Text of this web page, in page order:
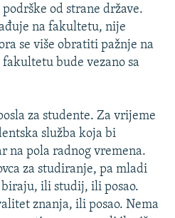
podrške od strane države.
na fakultetu, nije
se više obratiti pažnje na
fakultetu bude vezano sa
za studente. Za vrijeme
služba koja bi
na pola radnog vremena.
za studiranje, pa mladi
ili studij, ili posao.
znanja, ili posao. Nema